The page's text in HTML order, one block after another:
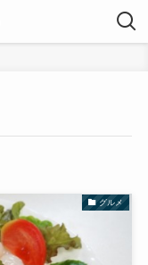
グルメ